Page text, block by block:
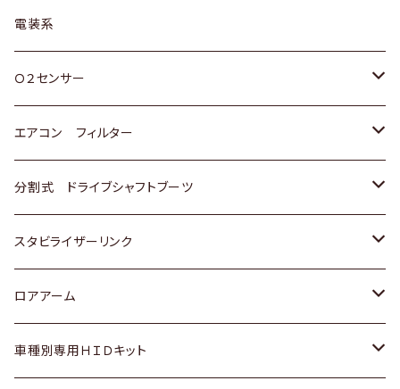
日野
三菱
スバル
マツダ
三菱
スバル
日産
ダイハツ
マツダ
三菱
スバル
スズキ
ダイハツ
三菱
スバル
トヨタ
ホンダ
スズキ
日産
いすゞ
ダイハツ
マツダ
電装系
Ｏ２センサー
トヨタ
ホンダ
スズキ
日産
ダイハツ
エアコン フィルター
トヨタ
ホンダ
スズキ
日産
分割式 ドライブシャフトブーツ
トヨタ
ホンダ
スズキ
スタビライザーリンク
トヨタ
ホンダ
ロアアーム
ホンダ
車種別専用ＨＩＤキット